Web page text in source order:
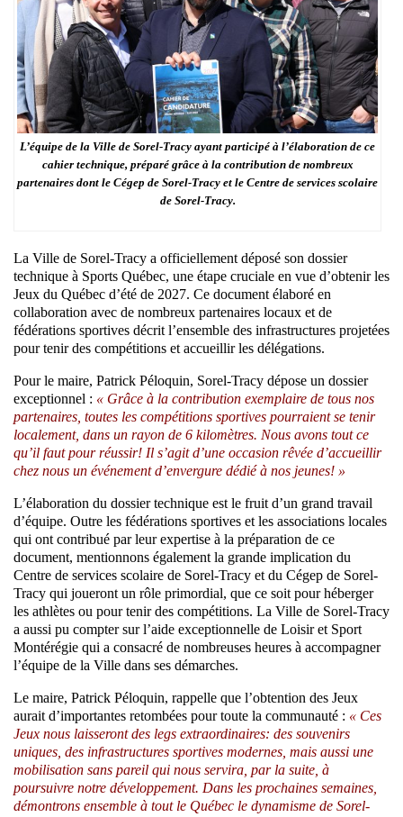
L’équipe de la Ville de Sorel-Tracy ayant participé à l’élaboration de ce
cahier technique, préparé grâce à la contribution de nombreux
partenaires dont le Cégep de Sorel-Tracy et le Centre de services scolaire
de Sorel-Tracy.
La Ville de Sorel-Tracy a officiellement déposé son dossier
technique à Sports Québec, une étape cruciale en vue d’obtenir les
Jeux du Québec d’été de 2027. Ce document élaboré en
collaboration avec de nombreux partenaires locaux et de
fédérations sportives décrit l’ensemble des infrastructures projetées
pour tenir des compétitions et accueillir les délégations.
Pour le maire, Patrick Péloquin, Sorel-Tracy dépose un dossier
exceptionnel : « Grâce à la contribution exemplaire de tous nos
partenaires, toutes les compétitions sportives pourraient se tenir
localement, dans un rayon de 6 kilomètres. Nous avons tout ce
qu’il faut pour réussir! Il s’agit d’une occasion rêvée d’accueillir
chez nous un événement d’envergure dédié à nos jeunes! »
L’élaboration du dossier technique est le fruit d’un grand travail
d’équipe. Outre les fédérations sportives et les associations locales
qui ont contribué par leur expertise à la préparation de ce
document, mentionnons également la grande implication du
Centre de services scolaire de Sorel-Tracy et du Cégep de Sorel-
Tracy qui joueront un rôle primordial, que ce soit pour héberger
les athlètes ou pour tenir des compétitions. La Ville de Sorel-Tracy
a aussi pu compter sur l’aide exceptionnelle de Loisir et Sport
Montérégie qui a consacré de nombreuses heures à accompagner
l’équipe de la Ville dans ses démarches.
Le maire, Patrick Péloquin, rappelle que l’obtention des Jeux
aurait d’importantes retombées pour toute la communauté : « Ces
Jeux nous laisseront des legs extraordinaires: des souvenirs
uniques, des infrastructures sportives modernes, mais aussi une
mobilisation sans pareil qui nous servira, par la suite, à
poursuivre notre développement. Dans les prochaines semaines,
démontrons ensemble à tout le Québec le dynamisme de Sorel-